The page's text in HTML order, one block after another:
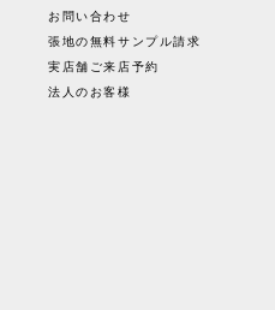
お問い合わせ
張地の無料サンプル請求
実店舗ご来店予約
法人のお客様